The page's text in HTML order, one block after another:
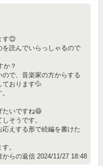
す😊
読んでいらっしゃるので
か？
で、音楽家の方からする
ております💦
たいですね😄
そうです。
えする形で続編を書けた
。
からの返信 2024/11/27 18:48